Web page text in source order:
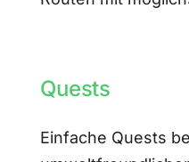
Quests
Einfache Quests